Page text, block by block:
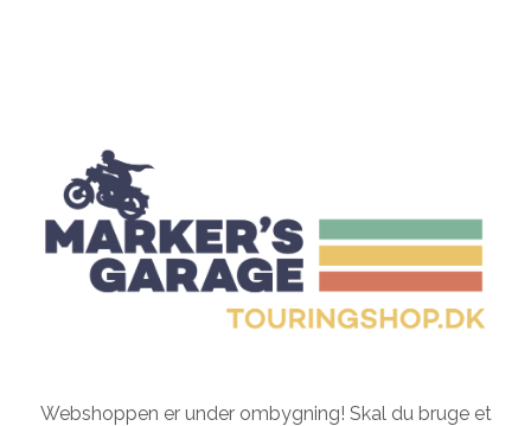
Webshoppen er under ombygning! Skal du bruge et